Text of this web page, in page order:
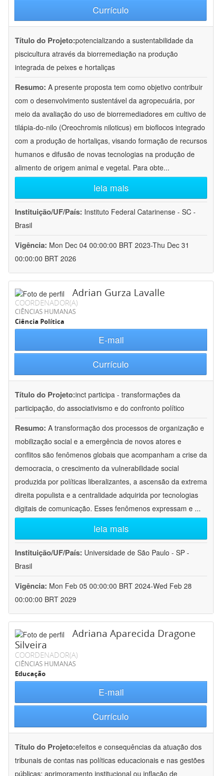
Currículo
Título do Projeto:potencializando a sustentabilidade da
piscicultura através da biorremediação na produção
integrada de peixes e hortaliças
Resumo: A presente proposta tem como objetivo contribuir
com o desenvolvimento sustentável da agropecuária, por
meio da avaliação do uso de biorremediadores em cultivo de
tilápia-do-nilo (Oreochromis niloticus) em bioflocos integrado
com a produção de hortaliças, visando formação de recursos
humanos e difusão de novas tecnologias na produção de
alimento de origem animal e vegetal. Para obte...
leia mais
Instituição/UF/País: Instituto Federal Catarinense - SC -
Brasil
Vigência: Mon Dec 04 00:00:00 BRT 2023-Thu Dec 31
00:00:00 BRT 2026
Adrian Gurza Lavalle
COORDENADOR(A)
CIÊNCIAS HUMANAS
Ciência Política
E-mail
Currículo
Título do Projeto:inct participa - transformações da
participação, do associativismo e do confronto político
Resumo: A transformação dos processos de organização e
mobilização social e a emergência de novos atores e
conflitos são fenômenos globais que acompanham a crise da
democracia, o crescimento da vulnerabilidade social
produzida por políticas liberalizantes, a ascensão da extrema
direita populista e a centralidade adquirida por tecnologias
digitais de comunicação. Esses fenômenos expressam e ...
leia mais
Instituição/UF/País: Universidade de São Paulo - SP -
Brasil
Vigência: Mon Feb 05 00:00:00 BRT 2024-Wed Feb 28
00:00:00 BRT 2029
Adriana Aparecida Dragone
Silveira
COORDENADOR(A)
CIÊNCIAS HUMANAS
Educação
E-mail
Currículo
Título do Projeto:efeitos e consequências da atuação dos
tribunais de contas nas políticas educacionais e nas gestões
públicas: aprimoramento institucional ou inflação de